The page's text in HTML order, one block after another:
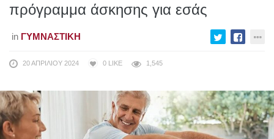
πρόγραμμα άσκησης για εσάς
in ΓΥΜΝΑΣΤΙΚΉ
20 ΑΠΡΙΛΊΟΥ 2024 0 LIKE 1,545